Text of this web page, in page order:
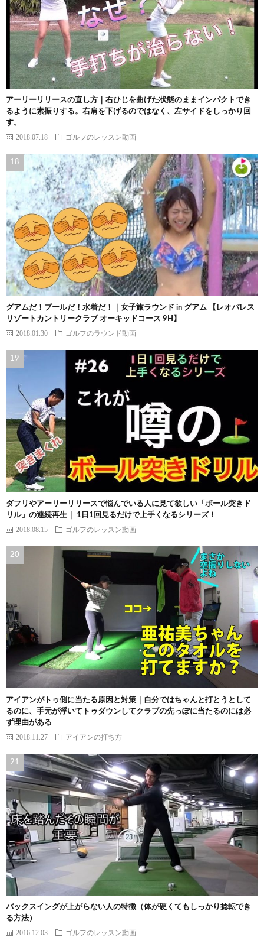
アーリーリリースの直し方｜右ひじを曲げた状態のままインパクトでき
るように素振りする。右肩を下げるのではなく、左サイドをしっかり回
す。
2018.07.18 ゴルフのレッスン動画
グアムだ！プールだ！水着だ！｜女子旅ラウンド in グアム 【レオパレス
リゾートカントリークラブ オーキッドコース 9H】
2018.01.30 ゴルフのラウンド動画
ダフリやアーリーリリースで悩んでいる人に見て欲しい「ボール突きド
リル」の連続再生｜ 1日1回見るだけで上手くなるシリーズ！
2018.08.15 ゴルフのレッスン動画
アイアンがトゥ側に当たる原因と対策｜自分ではちゃんと打とうとして
るのに、手元が浮いてトゥダウンしてクラブの先っぽに当たるのには必
ず理由がある
2018.11.27 アイアンの打ち方
バックスイングが上がらない人の特徴（体が硬くてもしっかり捻転でき
る方法）
2016.12.03 ゴルフのレッスン動画